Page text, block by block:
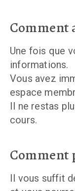
Comment
Une fois que
informations.
Vous avez
espace
Il ne restas
cours.
Comment
Il vous suffit